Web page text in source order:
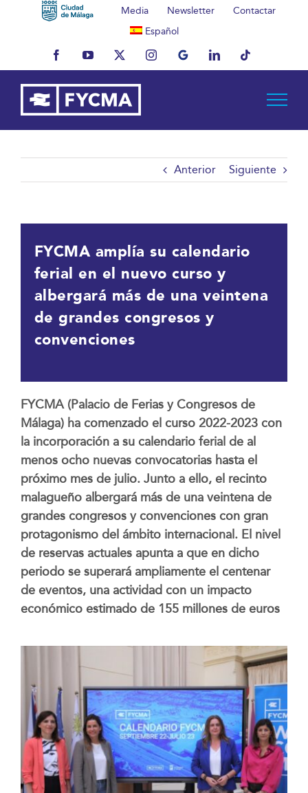
Media Newsletter
Contactar
Español
FacebookYouTubeX InstagramMyBusinessLinkedInTiktok
Anterior Siguiente
FYCMA amplía su calendario
ferial en el nuevo curso y
albergará más de una veintena
de grandes congresos y
convenciones
FYCMA (Palacio de Ferias y Congresos de
Málaga) ha comenzado el curso 2022-2023 con
la incorporación a su calendario ferial de al
menos ocho nuevas convocatorias hasta el
próximo mes de julio. Junto a ello, el recinto
malagueño albergará más de una veintena de
grandes congresos y convenciones con gran
protagonismo del ámbito internacional. El nivel
de reservas actuales apunta a que en dicho
periodo se superará ampliamente el centenar
de eventos, una actividad con un impacto
económico estimado de 155 millones de euros